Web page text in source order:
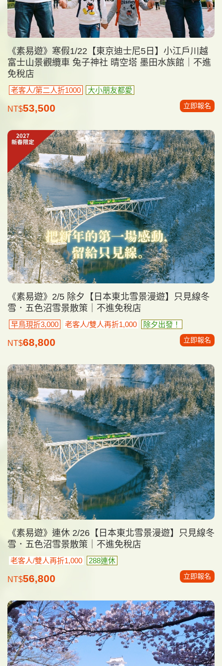
《素易遊》寒假1/22【東京迪士尼5日】小江戶川越
富士山景觀纜車 兔子神社 晴空塔 墨田水族館｜不進
免稅店
老客人/第二人折1000 大小朋友都愛
NT$53,500 立即報名
《素易遊》2/5 除夕【日本東北雪景漫遊】只見線冬
雪．五色沼雪景散策｜不進免稅店
早鳥現折3,000 老客人/雙人再折1,000 除夕出發！
NT$68,800 立即報名
《素易遊》連休 2/26【日本東北雪景漫遊】只見線冬
雪．五色沼雪景散策｜不進免稅店
老客人/雙人再折1,000 288連休
NT$56,800 立即報名